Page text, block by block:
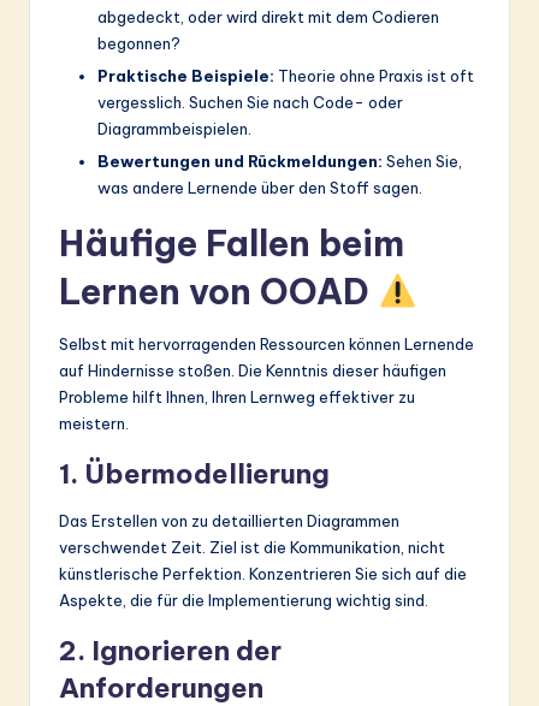
abgedeckt, oder wird direkt mit dem Codieren
begonnen?
Praktische Beispiele: Theorie ohne Praxis ist oft
vergesslich. Suchen Sie nach Code- oder
Diagrammbeispielen.
Bewertungen und Rückmeldungen: Sehen Sie,
was andere Lernende über den Stoff sagen.
Häufige Fallen beim
Lernen von OOAD
Selbst mit hervorragenden Ressourcen können Lernende
auf Hindernisse stoßen. Die Kenntnis dieser häufigen
Probleme hilft Ihnen, Ihren Lernweg effektiver zu
meistern.
1. Übermodellierung
Das Erstellen von zu detaillierten Diagrammen
verschwendet Zeit. Ziel ist die Kommunikation, nicht
künstlerische Perfektion. Konzentrieren Sie sich auf die
Aspekte, die für die Implementierung wichtig sind.
2. Ignorieren der
Anforderungen